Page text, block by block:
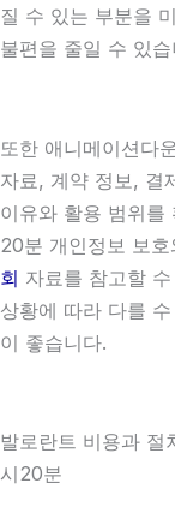
질 수 있는 부분을
불편을 줄일 수 있습
또한 애니메이션다
자료, 계약 정보, 결
이유와 활용 범위
20분 개인정보 보
회 자료를 참고할
상황에 따라 다를
이 좋습니다.
발로란트 비용과
시20분